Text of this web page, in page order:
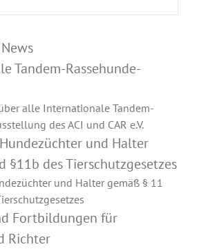
Tandem-Rassehunde-
alle Internationale Tandem-
des ACI und CAR e.V.
und Halter
§11b des Tierschutzgesetzes
und Halter gemäß § 11
Fortbildungen für
Richter